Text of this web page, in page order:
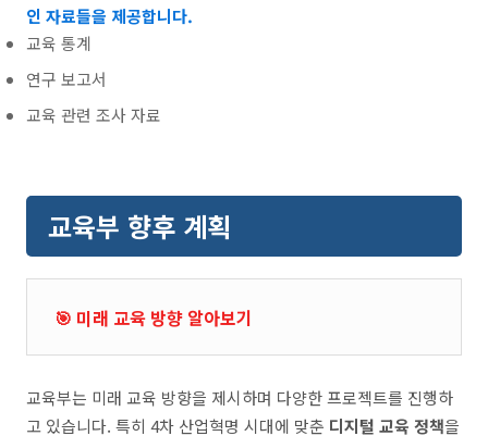
인 자료들을 제공합니다.
교육 통계
연구 보고서
교육 관련 조사 자료
교육부 향후 계획
🎯 미래 교육 방향 알아보기
교육부는 미래 교육 방향을 제시하며 다양한 프로젝트를 진행하
고 있습니다. 특히 4차 산업혁명 시대에 맞춘 디지털 교육 정책을